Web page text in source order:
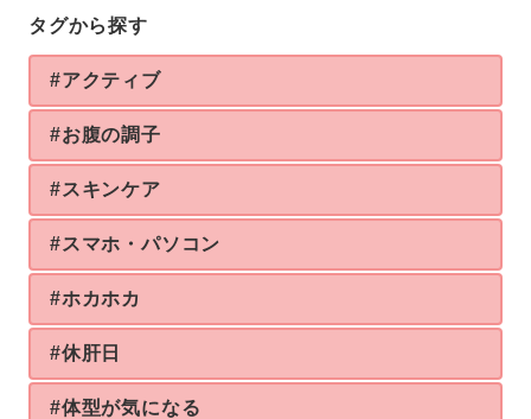
タグから探す
#アクティブ
#お腹の調子
#スキンケア
#スマホ・パソコン
#ホカホカ
#休肝日
#体型が気になる